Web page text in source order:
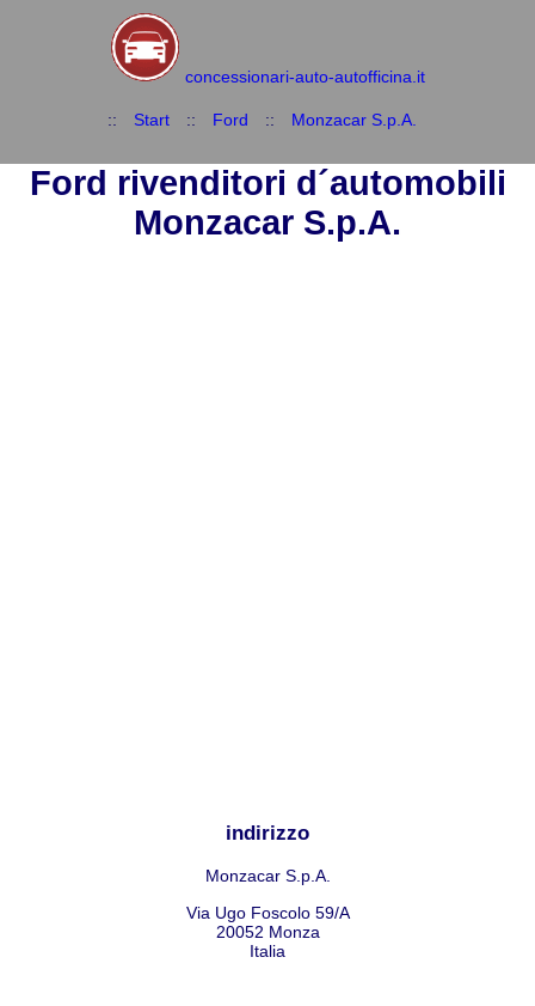
concessionari-auto-autofficina.it
:: Start :: Ford :: Monzacar S.p.A.
Ford rivenditori d´automobili
Monzacar S.p.A.
indirizzo
Monzacar S.p.A.
Via Ugo Foscolo 59/A
20052 Monza
Italia